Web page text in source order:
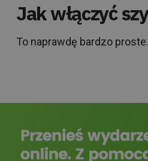
Jak włączyć
To naprawdę bardzo